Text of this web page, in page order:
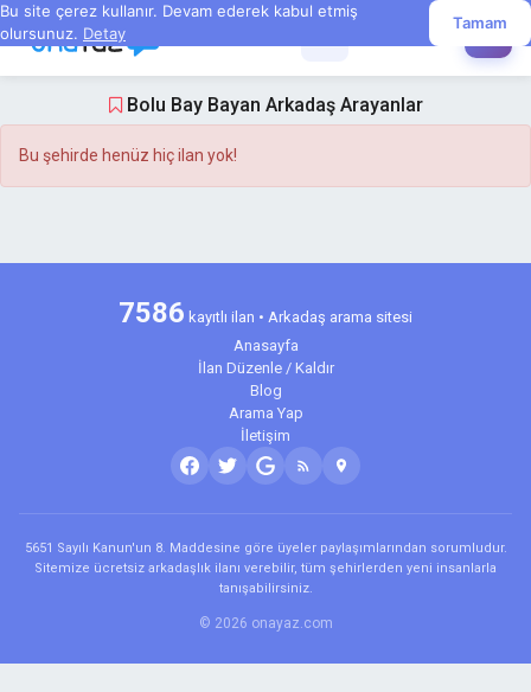
Bu site çerez kullanır. Devam ederek kabul etmiş
olursunuz. Detay
Tamam
Bolu Bay Bayan Arkadaş Arayanlar
Bu şehirde henüz hiç ilan yok!
7586 kayıtlı ilan • Arkadaş arama sitesi
Anasayfa
İlan Düzenle / Kaldır
Blog
Arama Yap
İletişim
5651 Sayılı Kanun'un 8. Maddesine göre üyeler paylaşımlarından sorumludur.
Sitemize ücretsiz arkadaşlık ilanı verebilir, tüm şehirlerden yeni insanlarla
tanışabilirsiniz.
© 2026 onayaz.com